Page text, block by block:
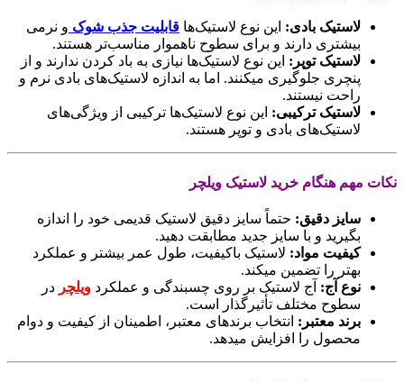
لاستیک بادی: این نوع لاستیک‌ها قابلیت جذب شوک و نرمی
بیشتری دارند و برای سطوح ناهموار مناسب‌تر هستند.
لاستیک توپر: این نوع لاستیک‌ها نیازی به باد کردن ندارند و از
پنچری جلوگیری میکنند. اما به اندازه لاستیک‌های بادی نرم و
راحت نیستند.
لاستیک ترکیبی: این نوع لاستیک‌ها ترکیبی از ویژگی‌های
لاستیک‌های بادی و توپر هستند.
نکات مهم هنگام خرید لاستیک ویلچر
سایز دقیق: حتماً سایز دقیق لاستیک قدیمی خود را اندازه
بگیرید و با سایز جدید مطابقت دهید.
کیفیت مواد: لاستیک باکیفیت، طول عمر بیشتر و عملکرد
بهتر را تضمین میکند.
نوع آج: آج لاستیک بر روی چسبندگی و عملکرد ویلچر در
سطوح مختلف تأثیرگذار است.
برند معتبر: انتخاب برندهای معتبر، اطمینان از کیفیت و دوام
محصول را افزایش میدهد.